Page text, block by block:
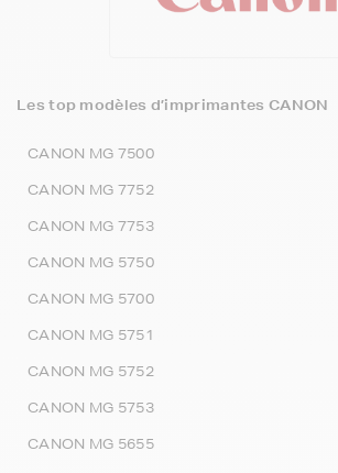
Les top modèles d’imprimantes CANON
CANON MG 7500
CANON MG 7752
CANON MG 7753
CANON MG 5750
CANON MG 5700
CANON MG 5751
CANON MG 5752
CANON MG 5753
CANON MG 5655